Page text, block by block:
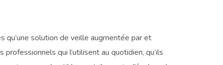
qu’une solution de veille augmentée par et
qui l’utilisent au quotidien, qu’ils